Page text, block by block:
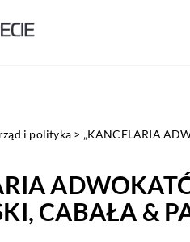
i polityka > „KANCELARIA
CABAŁA &